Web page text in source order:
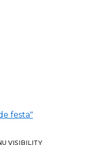
festa"
VISIBILITY